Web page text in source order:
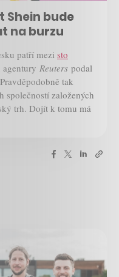
Shein bude
na burzu
patří mezi sto
Reuters podal
tak
společností založených
trh. Dojít k tomu má